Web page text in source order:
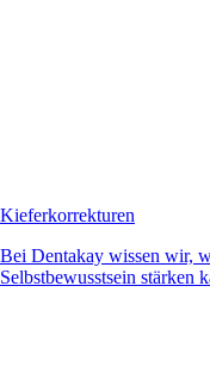
Kieferkorrekturen
Bei Dentakay wissen wir,
Selbstbewusstsein stärken